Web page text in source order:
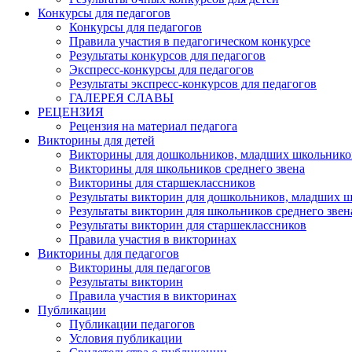
Конкурсы для педагогов
Конкурсы для педагогов
Правила участия в педагогическом конкурсе
Результаты конкурсов для педагогов
Экспресс-конкурсы для педагогов
Результаты экспресс-конкурсов для педагогов
ГАЛЕРЕЯ СЛАВЫ
РЕЦЕНЗИЯ
Рецензия на материал педагога
Викторины для детей
Викторины для дошкольников, младших
Викторины для школьников среднего звена
Викторины для старшеклассников
Результаты викторин для дошкольников, младших
Результаты викторин для школьников среднего
Результаты викторин для старшеклассников
Правила участия в викторинах
Викторины для педагогов
Викторины для педагогов
Результаты викторин
Правила участия в викторинах
Публикации
Публикации педагогов
Условия публикации